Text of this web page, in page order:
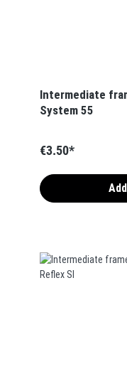
Intermediate
System 55
€3.50*